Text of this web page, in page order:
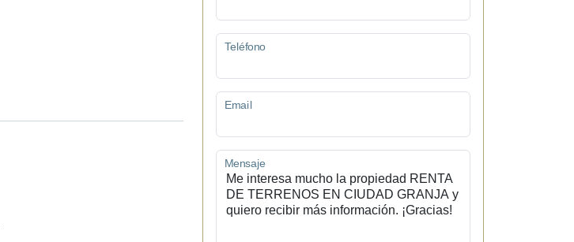
Teléfono
Email
Mensaje